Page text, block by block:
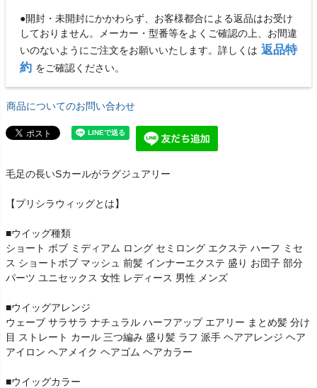
●開封・未開封にかかわらず、お客様都合による返品はお受け
しておりません。メーカー・型番等をよくご確認の上、お間違
いのないようにご注文をお願いいたします。詳しくは 返品特
約 をご確認ください。
商品についてのお問い合わせ
毛足の長いSカールがラグジュアリー
【プリシラウィッグとは】
■ウイッグ種類
ショート ボブ ミディアム ロング セミロング エクステ ハーフ ミセ
ス ショートボブ マッシュ 前髪 インナーエクステ 盛り お団子 部分
パーツ ユニセックス 女性 レディース 男性 メンズ
■ウイッグアレンジ
ウェーブ サラサラ ナチュラル ハーフアップ エアリー まとめ髪 分け
目 ストレート カール 三つ編み 盛り髪 ラフ 派手 ヘアアレンジ ヘア
アイロン ヘアメイク ヘアゴム ヘアカラー
■ウイッグカラー